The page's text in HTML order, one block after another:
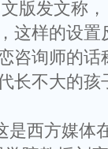
版发文称
这样的设置
咨询师的话
长不大的孩
是西方媒体